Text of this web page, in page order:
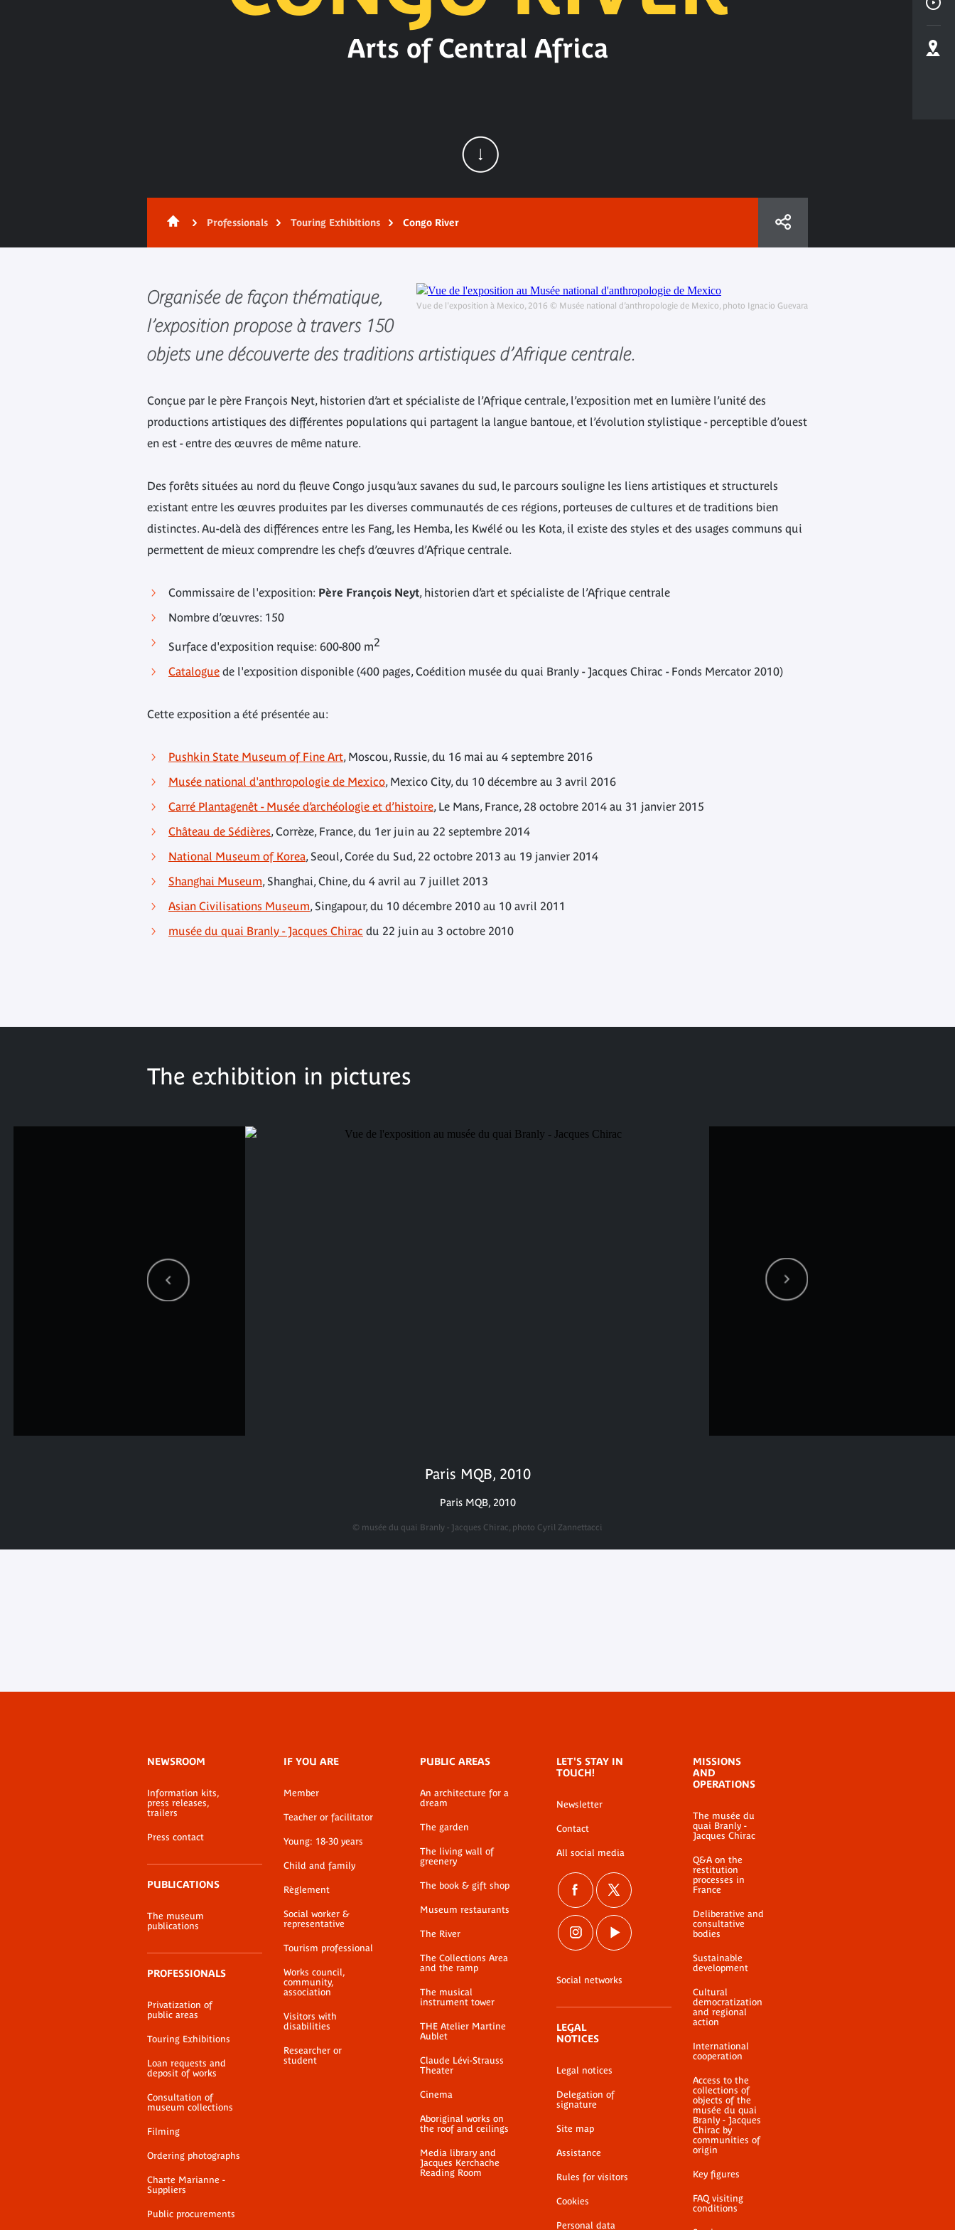
Arts of Central Africa
Professionals Touring Exhibitions Congo River
Vue de l'exposition à Mexico, 2016 © Musée national d’anthropologie de Mexico, photo Ignacio Guevara
Organisée de façon thématique,
l’exposition propose à travers 150
objets une découverte des traditions artistiques d’Afrique centrale.
Conçue par le père François Neyt, historien d’art et spécialiste de l’Afrique centrale, l’exposition met en lumière l’unité des
productions artistiques des différentes populations qui partagent la langue bantoue, et l’évolution stylistique - perceptible d’ouest
en est - entre des œuvres de même nature.
Des forêts situées au nord du fleuve Congo jusqu’aux savanes du sud, le parcours souligne les liens artistiques et structurels
existant entre les œuvres produites par les diverses communautés de ces régions, porteuses de cultures et de traditions bien
distinctes. Au-delà des différences entre les Fang, les Hemba, les Kwélé ou les Kota, il existe des styles et des usages communs qui
permettent de mieux comprendre les chefs d’œuvres d’Afrique centrale.
Commissaire de l'exposition: Père François Neyt, historien d’art et spécialiste de l’Afrique centrale
Nombre d’œuvres: 150
Surface d'exposition requise: 600-800 m2
Catalogue de l'exposition disponible (400 pages, Coédition musée du quai Branly - Jacques Chirac - Fonds Mercator 2010)
Cette exposition a été présentée au:
Pushkin State Museum of Fine Art, Moscou, Russie, du 16 mai au 4 septembre 2016
Musée national d'anthropologie de Mexico, Mexico City, du 10 décembre au 3 avril 2016
Carré Plantagenêt - Musée d’archéologie et d’histoire, Le Mans, France, 28 octobre 2014 au 31 janvier 2015
Château de Sédières, Corrèze, France, du 1er juin au 22 septembre 2014
National Museum of Korea, Seoul, Corée du Sud, 22 octobre 2013 au 19 janvier 2014
Shanghai Museum, Shanghai, Chine, du 4 avril au 7 juillet 2013
Asian Civilisations Museum, Singapour, du 10 décembre 2010 au 10 avril 2011
musée du quai Branly - Jacques Chirac du 22 juin au 3 octobre 2010
The exhibition in pictures
Paris MQB, 2010
Paris MQB, 2010
© musée du quai Branly - Jacques Chirac, photo Cyril Zannettacci
menu
NEWSROOM
Information kits,
press releases,
trailers
Press contact
PUBLICATIONS
The museum
publications
PROFESSIONALS
Privatization of
public areas
Touring Exhibitions
Loan requests and
deposit of works
Consultation of
museum collections
Filming
Ordering photographs
Charte Marianne -
Suppliers
Public procurements
IF YOU ARE
Member
Teacher or facilitator
Young: 18-30 years
Child and family
Règlement
Social worker &
representative
Tourism professional
Works council,
community,
association
Visitors with
disabilities
Researcher or
student
PUBLIC AREAS
An architecture for a
dream
The garden
The living wall of
greenery
The book & gift shop
Museum restaurants
The River
The Collections Area
and the ramp
The musical
instrument tower
THE Atelier Martine
Aublet
Claude Lévi-Strauss
Theater
Cinema
Aboriginal works on
the roof and ceilings
Media library and
Jacques Kerchache
Reading Room
LET'S STAY IN
TOUCH!
Newsletter
Contact
All social media
Social networks
LEGAL
NOTICES
Legal notices
Delegation of
signature
Site map
Assistance
Rules for visitors
Cookies
Personal data
MISSIONS
AND
OPERATIONS
The musée du
quai Branly -
Jacques Chirac
Q&A on the
restitution
processes in
France
Deliberative and
consultative
bodies
Sustainable
development
Cultural
democratization
and regional
action
International
cooperation
Access to the
collections of
objects of the
musée du quai
Branly - Jacques
Chirac by
communities of
origin
Key figures
FAQ visiting
conditions